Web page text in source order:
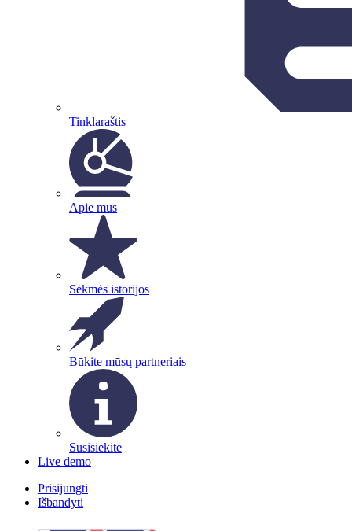
Tinklaraštis
Apie mus
Sėkmės istorijos
Būkite mūsų partneriais
Susisiekite
Live demo
Prisijungti
Išbandyti